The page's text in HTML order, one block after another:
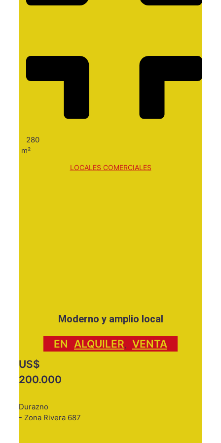
280
m²
LOCALES COMERCIALES
Moderno y amplio local
EN ALQUILER,
VENTA
US$
200.000
Durazno
- Zona Rivera 687